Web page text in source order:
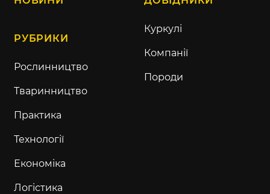
РУБРИКИ
Рослинництво
Тваринництво
Практика
Технології
Економіка
Логістика
Куркулі
Компанії
Породи